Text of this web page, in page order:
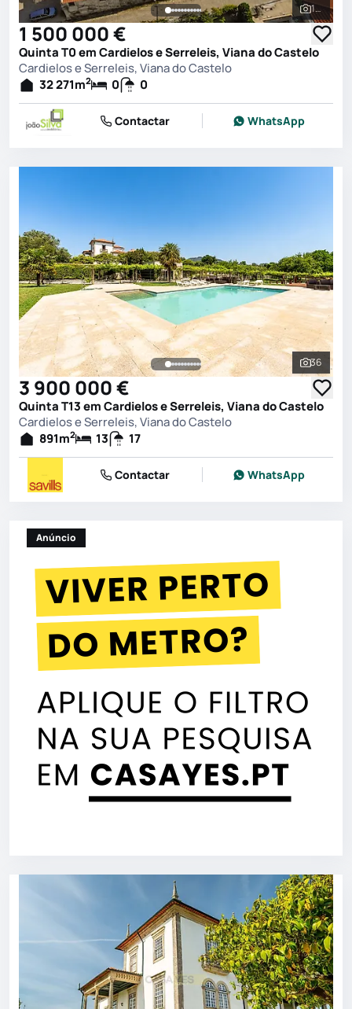
Ver
108
1 500 000 €
Quinta T0 em Cardielos e Serreleis, Viana do Castelo
Cardielos e Serreleis, Viana do Castelo
32 271m2 0 0
Contactar WhatsApp
Ver
36
3 900 000 €
Quinta T13 em Cardielos e Serreleis, Viana do Castelo
Cardielos e Serreleis, Viana do Castelo
891m2 13 17
Contactar WhatsApp
Anúncio